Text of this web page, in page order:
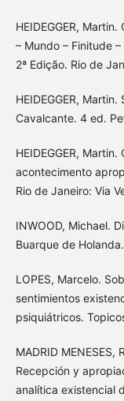
HEIDEGGER,
– Mundo – Finitude
2ª Edição. Rio de
HEIDEGGER,
Cavalcante. 4 ed.
HEIDEGGER,
acontecimento
Rio de Janeiro: Via
INWOOD, Michael.
Buarque de
LOPES, Marcelo.
sentimientos
psiquiátricos.
MADRID
Recepción y
analítica existencial